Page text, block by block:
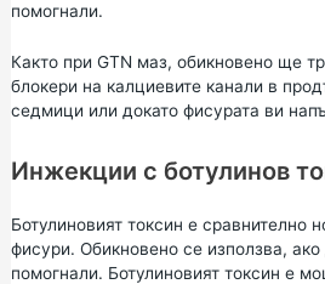
помогнали.
Както при GTN маз, обикновено ще
блокери на калциевите канали в
седмици или докато фисурата ви
Инжекции с ботулинов
Ботулиновият токсин е сравнително
фисури. Обикновено се използва,
помогнали. Ботулиновият токсин е